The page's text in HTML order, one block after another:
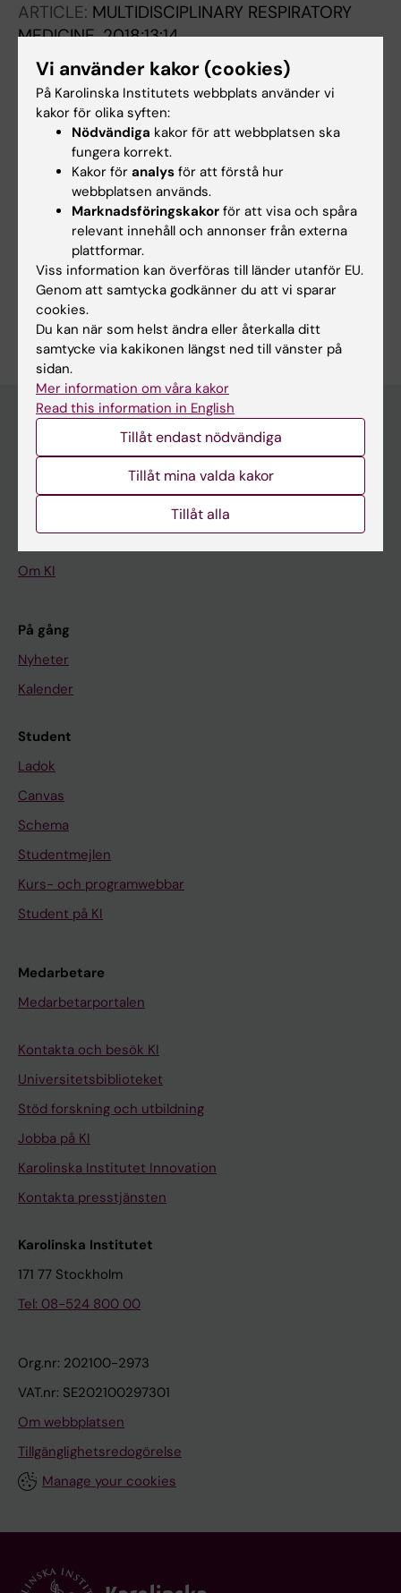
ARTICLE: MULTIDISCIPLINARY RESPIRATORY
MEDICINE.2018;13:14
Delay and inequalities in the treatment of
idiopathic pulmonary fibrosis: the case of two
Nordic countries
Pesonen I; Carlson L; Murgia N; Kaarteenaho R;
Skold CM; Myllarniemi M; Ferrara G
Forskningsområden:
Lungmedicin och allergi
Omvårdnad
Är du Lisa Carlson?
Redigera din profil
Huvudmeny
Om KI
På gång
Nyheter
Kalender
Student
Ladok
Canvas
Schema
Studentmejlen
Kurs- och programwebbar
Student på KI
Medarbetare
Medarbetarportalen
Kontakta och besök KI
Universitetsbiblioteket
Stöd forskning och utbildning
Jobba på KI
Karolinska Institutet Innovation
Kontakta presstjänsten
Karolinska Institutet
171 77 Stockholm
Tel: 08-524 800 00
Org.nr: 202100-2973
VAT.nr: SE202100297301
Om webbplatsen
Tillgänglighetsredogörelse
Manage your cookies
Vi använder kakor (cookies)
På Karolinska Institutets webbplats använder vi
kakor för olika syften:
Nödvändiga kakor för att webbplatsen ska
fungera korrekt.
Kakor för analys för att förstå hur
webbplatsen används.
Marknadsföringskakor för att visa och spåra
relevant innehåll och annonser från externa
plattformar.
Viss information kan överföras till länder utanför EU.
Genom att samtycka godkänner du att vi sparar
cookies.
Du kan när som helst ändra eller återkalla ditt
samtycke via kakikonen längst ned till vänster på
sidan.
Mer information om våra kakor
Read this information in English
Tillåt endast nödvändiga
Tillåt mina valda kakor
Tillåt alla